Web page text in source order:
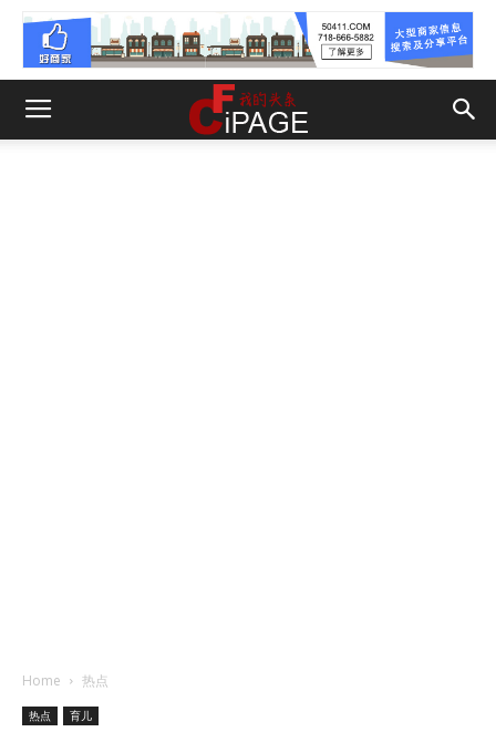
Home 热点
热点 育儿